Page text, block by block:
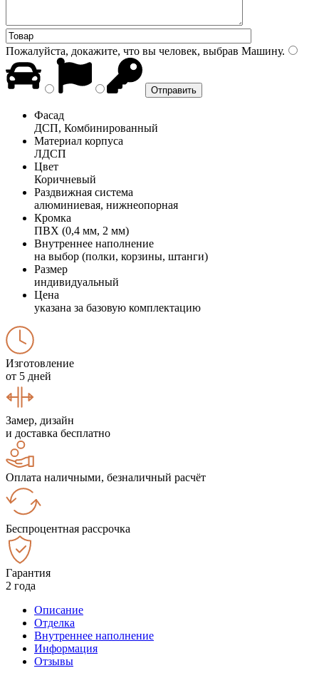
Пожалуйста, докажите, что вы человек, выбрав Машину.
Фасад
ДСП, Комбинированный
Материал корпуса
ЛДСП
Цвет
Коричневый
Раздвижная система
алюминиевая, нижнеопорная
Кромка
ПВХ (0,4 мм, 2 мм)
Внутреннее наполнение
на выбор (полки, корзины, штанги)
Размер
индивидуальный
Цена
указана за базовую комплектацию
Изготовление
от 5 дней
Замер, дизайн
и доставка бесплатно
Оплата наличными, безналичный расчёт
Беспроцентная рассрочка
Гарантия
2 года
Описание
Отделка
Внутреннее наполнение
Информация
Отзывы